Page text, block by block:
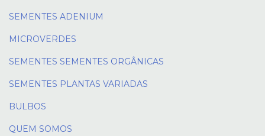
SEMENTES ADENIUM
MICROVERDES
SEMENTES SEMENTES ORGÂNICAS
SEMENTES PLANTAS VARIADAS
BULBOS
QUEM SOMOS